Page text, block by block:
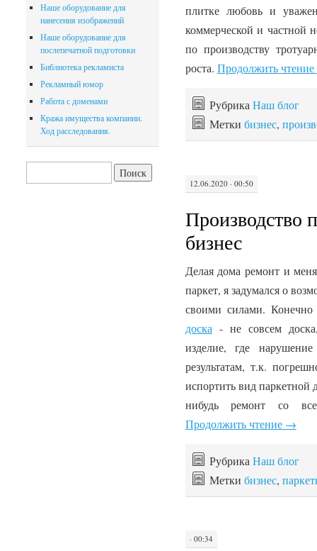
плитке любовь и
коммерческой и частной
по производству
роста. Продолжить чтение
Рубрика Наш блог
Метки бизнес,
12.06.2020 · 00:50
Производство
бизнес
Делая дома ремонт и
паркет, я задумался о
своими силами.
доска - не совсем
изделие, где
результатам, т.к.
испортить вид паркетной
нибудь ремонт со
Продолжить чтение →
Рубрика Наш блог
Метки бизнес,
· 00:34
Наше оборудование для
нанесения изображений
Наше оборудование для
послепечатной подготовки
Библиотека рекламиста
Рекламный юмор
Работа с доменами
Кража имущества компании.
Ход расследования.